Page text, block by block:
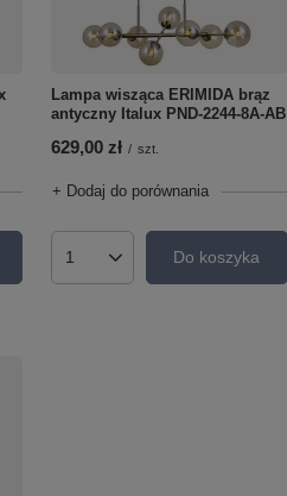
Lampa wisząca ERIMIDA brąz
antyczny Italux PND-2244-8A-AB
629,00 zł / szt.
+ Dodaj do porównania
Ilość produktówDo koszyka